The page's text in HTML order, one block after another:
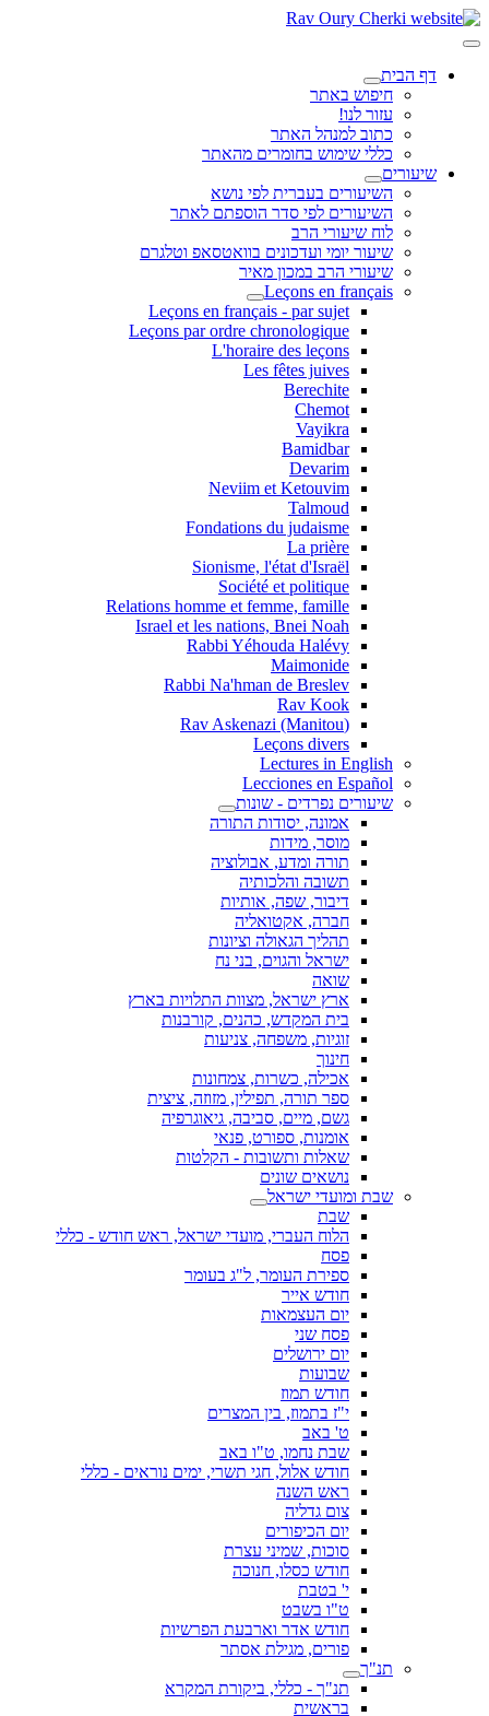
דף הבית
חיפוש באתר
עזור לנו!
כתוב למנהל האתר
כללי שימוש בחומרים מהאתר
שיעורים
השיעורים בעברית לפי נושא
השיעורים לפי סדר הוספתם לאתר
לוח שיעורי הרב
שיעור יומי ועדכונים בוואטסאפ וטלגרם
שיעורי הרב במכון מאיר
Leçons en français
Leçons en français - par sujet
Leçons par ordre chronologique
L'horaire des leçons
Les fêtes juives
Berechite
Chemot
Vayikra
Bamidbar
Devarim
Neviim et Ketouvim
Talmoud
Fondations du judaisme
La prière
Sionisme, l'état d'Israël
Société et politique
Relations homme et femme, famille
Israel et les nations, Bnei Noah
Rabbi Yéhouda Halévy
Maimonide
Rabbi Na'hman de Breslev
Rav Kook
(Rav Askenazi (Manitou
Leçons divers
Lectures in English
Lecciones en Español
שיעורים נפרדים - שונות
אמונה, יסודות התורה
מוסר, מידות
תורה ומדע, אבולוציה
תשובה והלכותיה
דיבור, שפה, אותיות
חברה, אקטואליה
תהליך הגאולה וציונות
ישראל והגוים, בני נח
שואה
ארץ ישראל, מצוות התלויות בארץ
בית המקדש, כהנים, קורבנות
זוגיות, משפחה, צניעות
חינוך
אכילה, כשרות, צמחונות
ספר תורה, תפילין, מזוזה, ציצית
גשם, מיים, סביבה, גיאוגרפיה
אומנות, ספורט, פנאי
שאלות ותשובות - הקלטות
נושאים שונים
שבת ומועדי ישראל
שבת
הלוח העברי, מועדי ישראל, ראש חודש - כללי
פסח
ספירת העומר, ל"ג בעומר
חודש אייר
יום העצמאות
פסח שני
יום ירושלים
שבועות
חודש תמוז
י"ז בתמוז, בין המצרים
ט' באב
שבת נחמו, ט"ו באב
חודש אלול, חגי תשרי, ימים נוראים - כללי
ראש השנה
צום גדליה
יום הכיפורים
סוכות, שמיני עצרת
חודש כסלו, חנוכה
י' בטבת
ט"ו בשבט
חודש אדר וארבעת הפרשיות
פורים, מגילת אסתר
תנ"ך
תנ"ך - כללי, ביקורת המקרא
בראשית